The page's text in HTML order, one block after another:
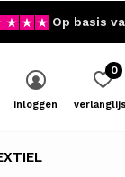
inloggen
0
Op basis